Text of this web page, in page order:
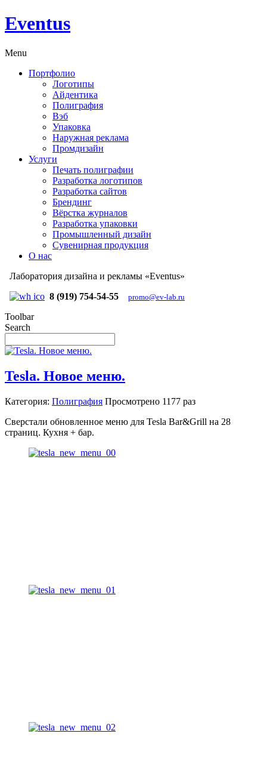
Eventus
Menu
Портфолио
Логотипы
Айдентика
Полиграфия
Вэб
Упаковка
Наружная реклама
Промдизайн
Услуги
Печать полиграфии
Разработка логотипов
Разработка сайтов
Брендинг
Вёрстка журналов
Разработка упаковки
Промышленный дизайн
Сувенирная продукция
О нас
Лаборатория дизайна и рекламы «Eventus»
8 (919) 754-54-55
promo@ev-lab.ru
Toolbar
Search
Tesla. Новое меню.
Категория: Полиграфия Просмотрено 1177 раз
Сверстали обновленное меню для Tesla Bar&Grill на 28
страниц. Кухня + бар.